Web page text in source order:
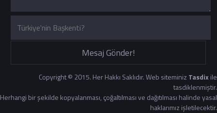
Mesaj Gönder!
Copyright © 2015. Her Hakkı Saklıdır. Web siteminiz Tasdixile
tasdiklenmiştir.
Herhangi bir şekilde kopyalanması, çoğaltılması ve dağıtılması halinde yasal
haklarımız işletilecektir.